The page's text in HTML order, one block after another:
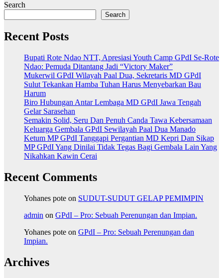
Search
Search
Recent Posts
Bupati Rote Ndao NTT, Apresiasi Youth Camp GPdI Se-Rote
Ndao: Pemuda Ditantang Jadi “Victory Maker”
Mukerwil GPdI Wilayah Paal Dua, Sekretaris MD GPdI
Sulut Tekankan Hamba Tuhan Harus Menyebarkan Bau
Harum
Biro Hubungan Antar Lembaga MD GPdI Jawa Tengah
Gelar Sarasehan
Semakin Solid, Seru Dan Penuh Canda Tawa Kebersamaan
Keluarga Gembala GPdI Sewilayah Paal Dua Manado
Ketum MP GPdI Tanggapi Pergantian MD Kepri Dan Sikap
MP GPdI Yang Dinilai Tidak Tegas Bagi Gembala Lain Yang
Nikahkan Kawin Cerai
Recent Comments
Yohanes pote on SUDUT-SUDUT GELAP PEMIMPIN
admin on GPdI – Pro: Sebuah Perenungan dan Impian.
Yohanes pote on GPdI – Pro: Sebuah Perenungan dan
Impian.
Archives